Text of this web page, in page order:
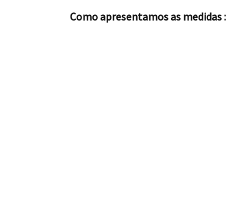
Como apresentamos as medidas :